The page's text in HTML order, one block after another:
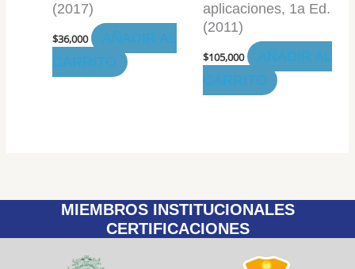
(2017)
$36,000
AÑADIR AL
CARRITO
aplicaciones, 1a Ed.
(2011)
$105,000
AÑADIR AL
CARRITO
MIEMBROS INSTITUCIONALES
CERTIFICACIONES